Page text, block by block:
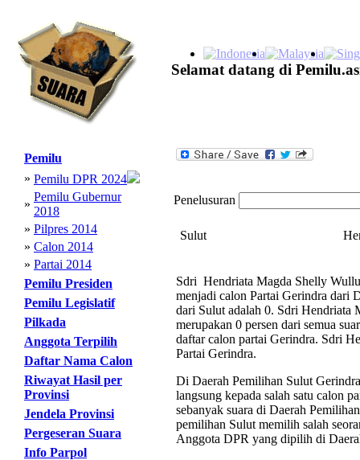
Selamat datang di
Pemilu
» Pemilu DPR 2024
»
Pemilu Gubernur
2018
» Pilpres 2014
» Calon 2014
» Partai 2014
Pemilu Presiden
Pemilu Legislatif
Pilkada
Anggota Terpilih
Daftar Nama Calon
Riwayat Hasil per
Provinsi
Jendela Provinsi
Pergeseran Suara
Info Parpol
Penelusuran
Sulut
Sdri Hendriata Magda Shelly
menjadi calon Partai Gerindra dari
dari Sulut adalah 0. Sdri Hendriata
merupakan 0 persen dari semua
daftar calon partai Gerindra. Sdri
Partai Gerindra.
Di Daerah Pemilihan Sulut
langsung kepada salah satu calon
sebanyak suara di Daerah
pemilihan Sulut memilih salah
Anggota DPR yang dipilih di